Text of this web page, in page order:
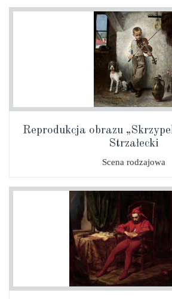
Reprodukcja obrazu
Strzałecki
Scena rodzajowa